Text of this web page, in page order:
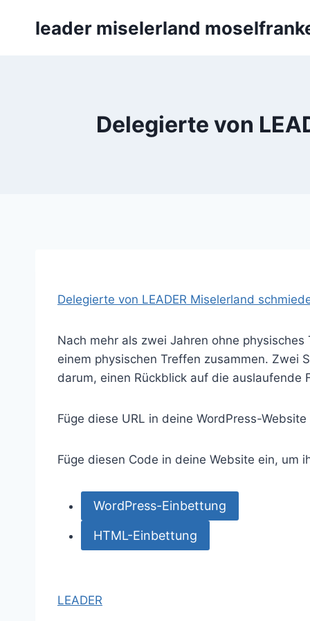
leader miselerland
Delegierte von
Delegierte von LEADER Miselerland
Nach mehr als zwei Jahren ohne
einem physischen Treffen zusammen. Zwei
darum, einen Rückblick auf die
Füge diese URL in deine WordPress-
Füge diesen Code in deine Website ein, um
WordPress-Einbettung
HTML-Einbettung
LEADER